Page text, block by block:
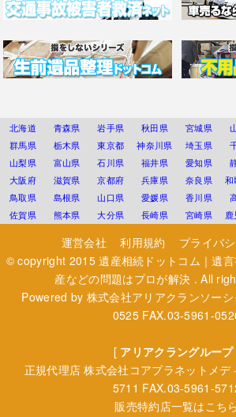
北海道 青森県 岩手県 秋田県 宮城県
群馬県
栃木県 東京都 神奈川県 埼玉県
山梨県
富山県 石川県 福井県 愛知県
大阪府
滋賀県 京都府 兵庫県 奈良県 和
鳥取県
島根県 山口県 愛媛県 香川県
佐賀県
熊本県 大分県 長崎県 宮崎県
運営会社 利用規約
プライバ
© copyright 2015遺産相続ドットコム｜遺
産などの問題はプロが解決 . All
Powered by 株式会社アリアクランソー
0525 FAX.03-5961-
[ アリアクラングループ
正規代理店株式会社コアプラネットメデ
5711 FAX.03-5961-
販売特約店一覧はこちら